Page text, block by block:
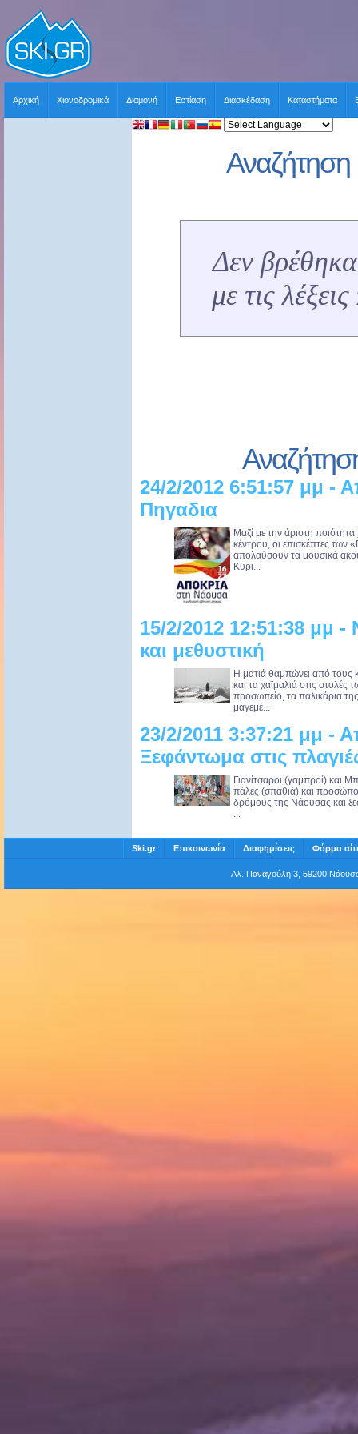
Αρχική Χιονοδρομικά Διαμονή Εστίαση Διασκέδαση Καταστήματα
Αναζήτηση
Δεν
με τις
24/2/2012 6:51:57 μμ -
Πηγαδια
Μαζί με την άριστη ποιότητα
κέντρου, οι επισκέπτες των
απολαύσουν τα μουσικά
Κυρι...
15/2/2012 12:51:38 μμ
και μεθυστική
Η ματιά θαμπώνει από τους
και τα χαϊμαλιά στις
προσωπείο, τα παλικάρια
μαγεμέ...
23/2/2011 3:37:21 μμ -
Ξεφάντωμα στις
Γιανίτσαροι (γαμπροί) και
πάλες (σπαθιά) και
δρόμους της Νάουσας και
...
Ski.gr Επικοινωνία Διαφημίσεις Φόρμα
Αλ. Παναγούλη 3, 59200